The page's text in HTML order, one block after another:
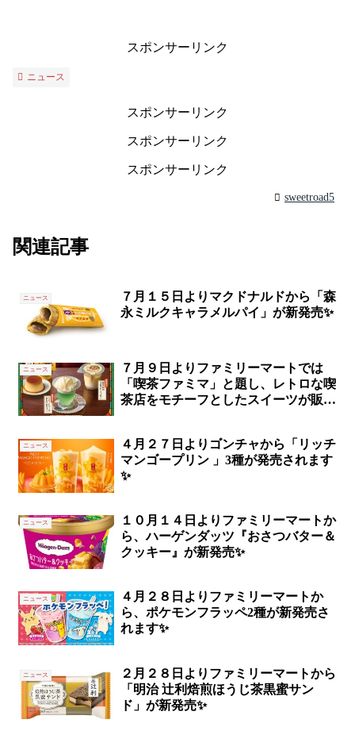
スポンサーリンク
ニュース
スポンサーリンク
スポンサーリンク
スポンサーリンク
sweetroad5
関連記事
ニュース
７月１５日よりマクドナルドから「森
永ミルクキャラメルパイ」が新発売✨
ニュース
７月９日よりファミリーマートでは
「喫茶ファミマ」と題し、レトロな喫
茶店をモチーフとしたスイーツが販売
ニュース
４月２７日よりゴンチャから「リッチ
マンゴープリン 」3種が発売されます
✨
ニュース
１０月１４日よりファミリーマートか
ら、ハーゲンダッツ『おさつバター＆
クッキー』が新発売✨
ニュース
４月２８日よりファミリーマートか
ら、ポケモンフラッペ2種が新発売さ
れます✨
ニュース
２月２８日よりファミリーマートから
「明治 辻利焙煎ほうじ茶黒蜜サン
ド」が新発売✨